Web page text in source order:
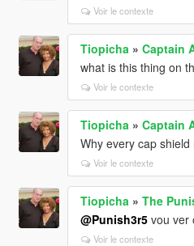
Voir le contexte
Tiopicha » Captain
what is this thing on
Voir le contexte
Tiopicha » Captain
Why every cap
Voir le contexte
Tiopicha » The
@Punish3r5vou ver
Voir le contexte